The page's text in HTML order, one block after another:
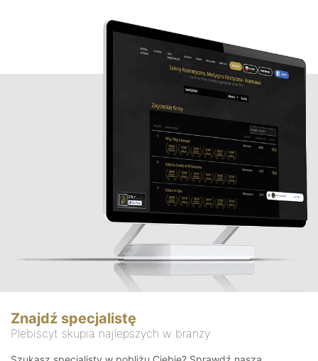
Znajdź specjalistę
Plebiscyt skupia najlepszych w branży